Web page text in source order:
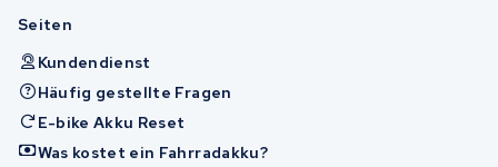
Seiten
Kundendienst
Häufig gestellte Fragen
E-bike Akku Reset
Was kostet ein Fahrradakku?